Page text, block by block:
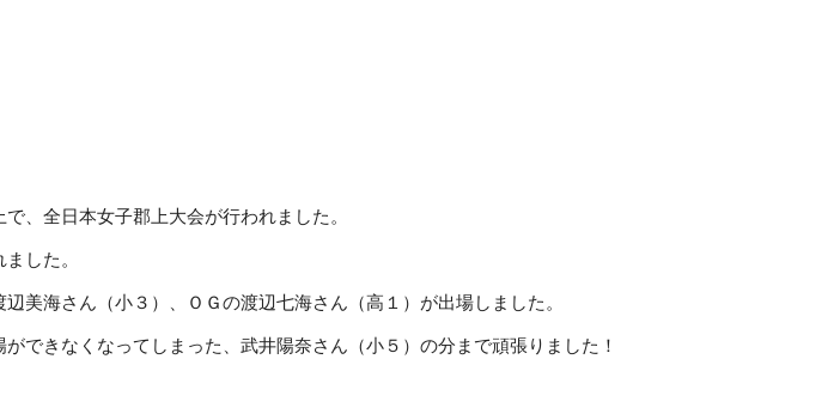
、全日本女子郡上大会が行われました。
した。
美海さん（小３）、ＯＧの渡辺七海さん（高１）が出場しました。
できなくなってしまった、武井陽奈さん（小５）の分まで頑張りました！